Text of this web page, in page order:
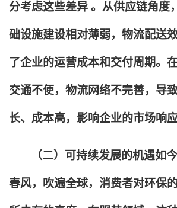
分考虑这些差异 。从供应链角度
础设施建设相对薄弱，物流配送
了企业的运营成本和交付周期。
交通不便，物流网络不完善，导
长、成本高，影响企业的市场响应
（二）可持续发展的机遇如
春风，吹遍全球，消费者对环保